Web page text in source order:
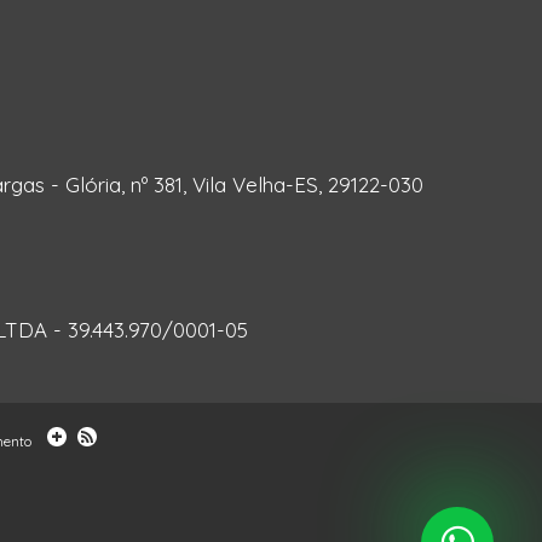
- Glória, nº 381, Vila Velha-ES, 29122-030
- 39.443.970/0001-05